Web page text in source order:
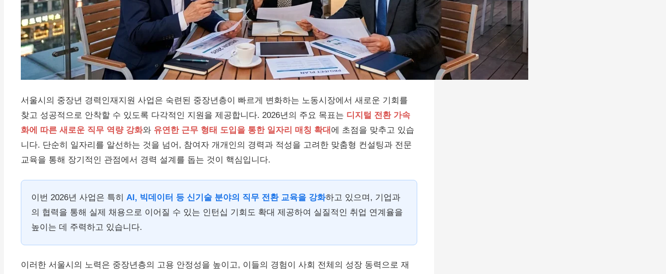
서울시의 중장년 경력인재지원 사업은 숙련된 중장년층이 빠르게 변화하는 노동시장에서 새로운 기회를
찾고 성공적으로 안착할 수 있도록 다각적인 지원을 제공합니다. 2026년의 주요 목표는 디지털 전환 가속
화에 따른 새로운 직무 역량 강화와 유연한 근무 형태 도입을 통한 일자리 매칭 확대 에 초점을 맞추고 있습
니다. 단순히 일자리를 알선하는 것을 넘어, 참여자 개개인의 경력과 적성을 고려한 맞춤형 컨설팅과 전문
교육을 통해 장기적인 관점에서 경력 설계를 돕는 것이 핵심입니다.
이번 2026년 사업은 특히 AI, 빅데이터 등 신기술 분야의 직무 전환 교육을 강화하고 있으며, 기업과
의 협력을 통해 실제 채용으로 이어질 수 있는 인턴십 기회도 확대 제공하여 실질적인 취업 연계율을
높이는 데 주력하고 있습니다.
이러한 서울시의 노력은 중장년층의 고용 안정성을 높이고, 이들의 경험이 사회 전체의 성장 동력으로 재